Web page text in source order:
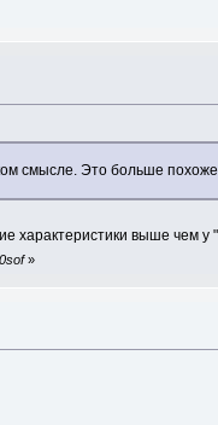
смысле. Это больше
характеристики выше чем у
»